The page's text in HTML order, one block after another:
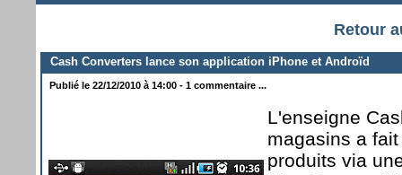
Retour
Cash Converters lance son application iPhone et Androïd
Publié le 22/12/2010 à 14:00 - 1 commentaire ...
L'enseigne
magasins a
produits via